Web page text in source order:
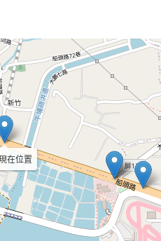
在位置